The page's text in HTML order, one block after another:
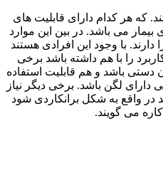
که هر کدام دارای قابلیت های
می باشد. در بین این موارد
با وجود این افرادی هستند
را با هم داشته باشد برخی
دستی باشد و هم قابلیت استفاده
دارای لگن باشد. برخی دیگر نیاز
در واقع به شکل برانکاردی شود
می گویند.